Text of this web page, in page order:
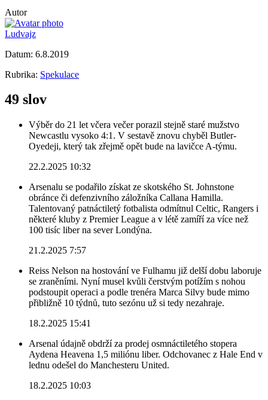
Autor
Ludvajz
Datum: 6.8.2019
Rubrika: Spekulace
49 slov
Výběr do 21 let včera večer porazil stejně staré mužstvo
Newcastlu vysoko 4:1. V sestavě znovu chyběl Butler-
Oyedeji, který tak zřejmě opět bude na lavičce A-týmu.
22.2.2025 10:32
Arsenalu se podařilo získat ze skotského St. Johnstone
obránce či defenzivního záložníka Callana Hamilla.
Talentovaný patnáctiletý fotbalista odmítnul Celtic, Rangers i
některé kluby z Premier League a v létě zamíří za více než
100 tisíc liber na sever Londýna.
21.2.2025 7:57
Reiss Nelson na hostování ve Fulhamu již delší dobu laboruje
se zraněními. Nyní musel kvůli čerstvým potížím s nohou
podstoupit operaci a podle trenéra Marca Silvy bude mimo
přibližně 10 týdnů, tuto sezónu už si tedy nezahraje.
18.2.2025 15:41
Arsenal údajně obdrží za prodej osmnáctiletého stopera
Aydena Heavena 1,5 miliónu liber. Odchovanec z Hale End v
lednu odešel do Manchesteru United.
18.2.2025 10:03